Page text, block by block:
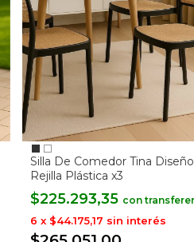
Silla De Comedor Tina Diseño
Rejilla Plástica x3
$225.293,35 con
6 x $44.175,17 sin interés